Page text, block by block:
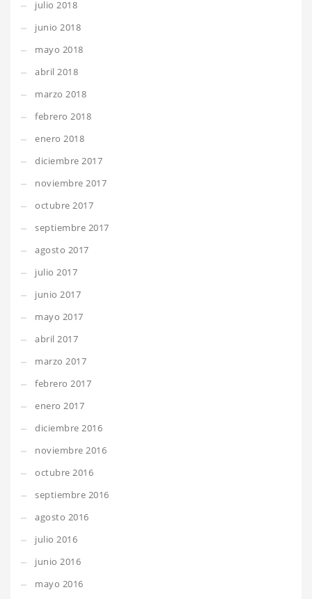
julio 2018
junio 2018
mayo 2018
abril 2018
marzo 2018
febrero 2018
enero 2018
diciembre 2017
noviembre 2017
octubre 2017
septiembre 2017
agosto 2017
julio 2017
junio 2017
mayo 2017
abril 2017
marzo 2017
febrero 2017
enero 2017
diciembre 2016
noviembre 2016
octubre 2016
septiembre 2016
agosto 2016
julio 2016
junio 2016
mayo 2016